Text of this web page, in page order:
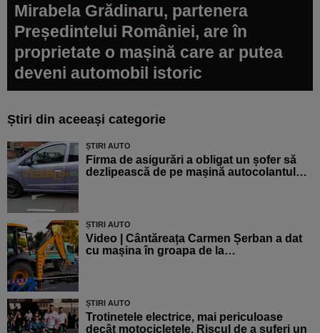
Mirabela Grădinaru, partenera
Președintelui României, are în
proprietate o mașină care ar putea
deveni automobil istoric
Știri din aceeași categorie
ȘTIRI AUTO
Firma de asigurări a obligat un șofer să
dezlipească de pe mașină autocolantul…
ȘTIRI AUTO
Video | Cântăreața Carmen Șerban a dat
cu mașina în groapa de la…
ȘTIRI AUTO
Trotinetele electrice, mai periculoase
decât motocicletele. Riscul de a suferi un